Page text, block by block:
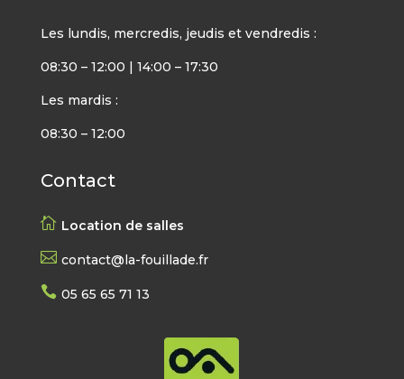
Les lundis, mercredis, jeudis et vendredis :
08:30 – 12:00 | 14:00 – 17:30
Les mardis :
08:30 – 12:00
Contact
 Location de salles
 contact@la-fouillade.fr
 05 65 65 71 13